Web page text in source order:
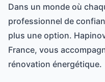
Dans un monde où
professionnel de
plus une option.
France, vous
rénovation énergétique.